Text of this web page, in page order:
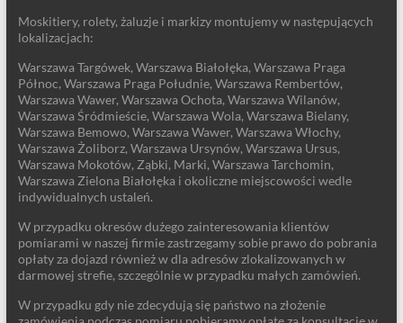
Moskitiery, rolety, żaluzje i markizy montujemy w następujących
lokalizacjach:
Warszawa Targówek, Warszawa Białołęka, Warszawa Praga
Północ, Warszawa Praga Południe, Warszawa Rembertów,
Warszawa Wawer, Warszawa Ochota, Warszawa Wilanów,
Warszawa Śródmieście, Warszawa Wola, Warszawa Bielany,
Warszawa Bemowo, Warszawa Wawer, Warszawa Włochy,
Warszawa Żoliborz, Warszawa Ursynów, Warszawa Ursus,
Warszawa Mokotów, Ząbki, Marki, Warszawa Tarchomin,
Warszawa Zielona Białołęka i okoliczne miejscowości wedle
indywidualnych ustaleń.
W przypadku okresów dużego zainteresowania klientów
pomiarami w naszej firmie zastrzegamy sobie prawo do pobrania
opłaty za dojazd również w dla adresów zlokalizowanych w
darmowej strefie, szczególnie w przypadku małych zamówień.
W przypadku gdy nie zdecydują się państwo na złożenie